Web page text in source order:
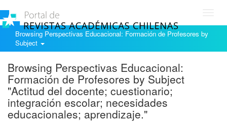
Browsing Perspectivas Educacional: Formación de Profesores by
Subject
Browsing Perspectivas Educacional:
Formación de Profesores by Subject
"Actitud del docente; cuestionario;
integración escolar; necesidades
educacionales; aprendizaje."